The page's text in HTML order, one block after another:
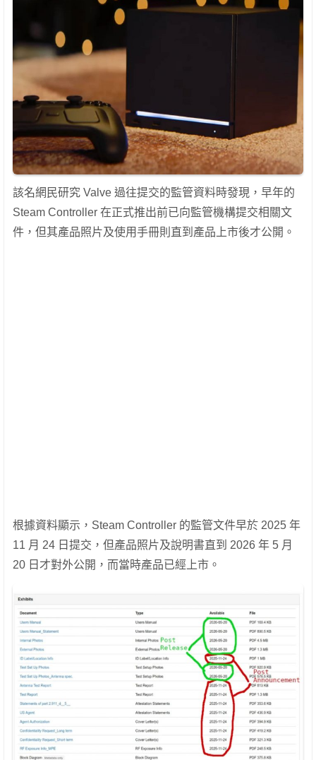
該名網民研究 Valve 過往提交的監管資料時發現，早年的
Steam Controller 在正式推出前已向監管機構提交相關文
件，但其產品照片及使用手冊則直到產品上市後才公開。
根據資料顯示，Steam Controller 的監管文件早於 2025 年
11 月 24 日提交，但產品照片及說明書直到 2026 年 5 月
20 日才對外公開，而當時產品已經上市。